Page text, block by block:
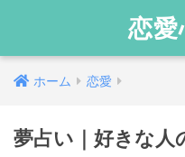
恋
ホーム 恋愛
夢占い｜好きな人